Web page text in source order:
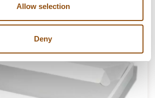
Allow selection
Deny